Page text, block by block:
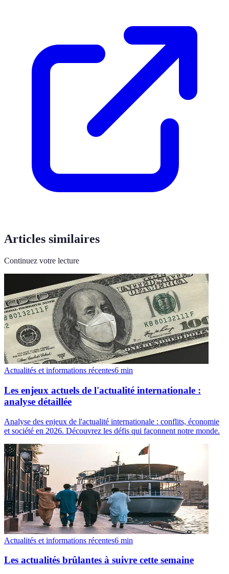
Articles similaires
Continuez votre lecture
Actualités et informations récentes6 min
Les enjeux actuels de l'actualité internationale :
analyse détaillée
Analyse des enjeux de l'actualité internationale : conflits, économie
et société en 2026. Découvrez les défis qui façonnent notre monde.
Actualités et informations récentes6 min
Les actualités brûlantes à suivre cette semaine